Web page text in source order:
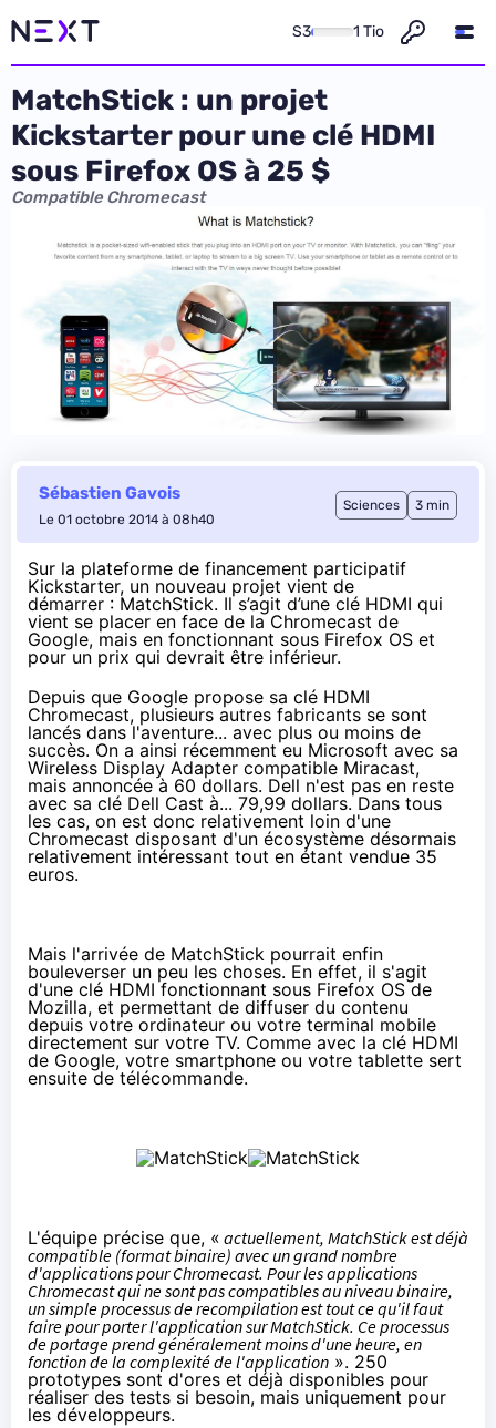
S3 1 Tio
MatchStick : un projet
Kickstarter pour une clé HDMI
sous Firefox OS à 25 $
Compatible Chromecast
Sébastien Gavois
Le 01 octobre 2014 à 08h40
Sciences 3 min
Sur la plateforme de financement participatif
Kickstarter, un nouveau projet vient de
démarrer : MatchStick. Il s’agit d’une clé HDMI qui
vient se placer en face de la Chromecast de
Google, mais en fonctionnant sous Firefox OS et
pour un prix qui devrait être inférieur.
Depuis que Google propose sa clé HDMI
Chromecast, plusieurs autres fabricants se sont
lancés dans l'aventure... avec plus ou moins de
succès. On a ainsi récemment eu Microsoft avec sa
Wireless Display Adapter compatible Miracast,
mais annoncée à 60 dollars. Dell n'est pas en reste
avec sa clé Dell Cast à... 79,99 dollars. Dans tous
les cas, on est donc relativement loin d'une
Chromecast disposant d'un écosystème désormais
relativement intéressant tout en étant vendue 35
euros.
Mais l'arrivée de MatchStick pourrait enfin
bouleverser un peu les choses. En effet, il s'agit
d'une clé HDMI fonctionnant sous Firefox OSde
Mozilla, et permettant de diffuser du contenu
depuis votre ordinateur ou votre terminal mobile
directement sur votre TV. Comme avec la clé HDMI
de Google, votre smartphone ou votre tablette sert
ensuite de télécommande.
L'équipe précise que, « actuellement, MatchStick est déjà
compatible (format binaire) avec un grand nombre
d'applications pourChromecast. Pour les applications
Chromecastqui ne sont pas compatibles au niveau binaire,
un simple processus de recompilation est tout ce qu'il faut
faire pour porter l'application sur MatchStick. Ce processus
de portage prend généralement moins d'une heure, en
fonction de la complexité de l'application ». 250
prototypes sont d'ores et déjà disponibles pour
réaliser des tests si besoin, mais uniquement pour
les développeurs.